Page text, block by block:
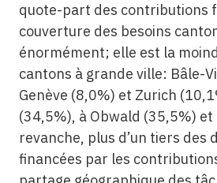
quote-part des contributions
couverture des besoins
énormément; elle est la
cantons à grande ville: Bâle-
Genève (8,0%) et Zurich
(34,5%), à Obwald (35,5%)
revanche, plus d’un tiers des
financées par les